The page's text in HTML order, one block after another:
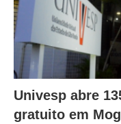
Univesp abre
gratuito em